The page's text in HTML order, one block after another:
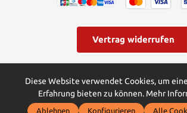
Vertrag widerrufen
ggf. Nachnahmegebühren, wenn nicht
© Swords and more | Powered by
Diese Website verwendet Cookies, um
Erfahrung bieten zu können. Mehr
Ablehnen Konfigurieren Alle